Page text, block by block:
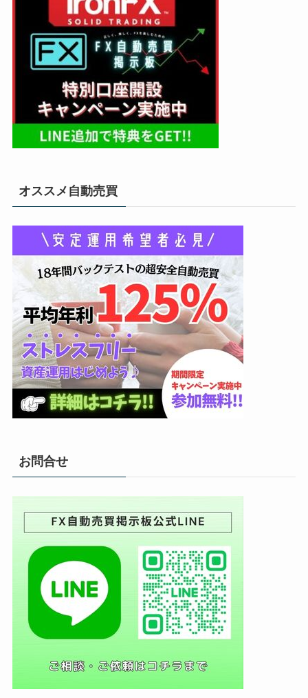
オススメ自動売買
お問合せ